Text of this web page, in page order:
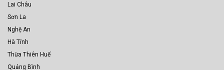
Lai Châu
Sơn La
Nghệ An
Hà Tĩnh
Thừa Thiên Huế
Quảng Bình